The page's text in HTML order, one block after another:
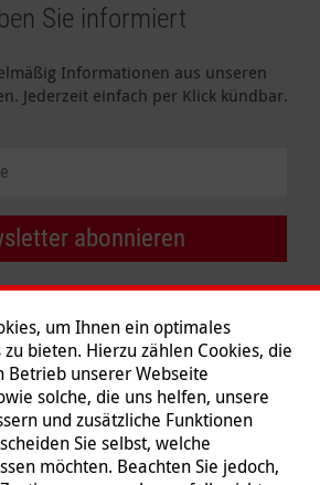
Sie informiert
Informationen aus unseren
Jederzeit einfach per Klick kündbar.
abonnieren
um Ihnen ein optimales
bieten. Hierzu zählen Cookies, die
Betrieb unserer Webseite
solche, die uns helfen, unsere
und zusätzliche Funktionen
Sie selbst, welche
möchten. Beachten Sie jedoch,